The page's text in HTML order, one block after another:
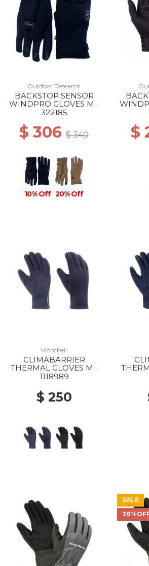
Outdoor Research
BACKSTOP SENSOR
WINDPRO GLOVES MS
0001 BLACK
322185
$ 306$ 340
10% Off 20% Off
$
Montbell
CLIMABARRIER
THERMAL GLOVES MS
NV
1118989
$ 250
SALE